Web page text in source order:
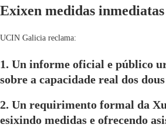
Exixen medidas inmediatas
UCIN Galicia reclama:
1. Un informe oficial e público
sobre a capacidade real dos
2. Un requirimento formal da
esixindo medidas e ofrecendo